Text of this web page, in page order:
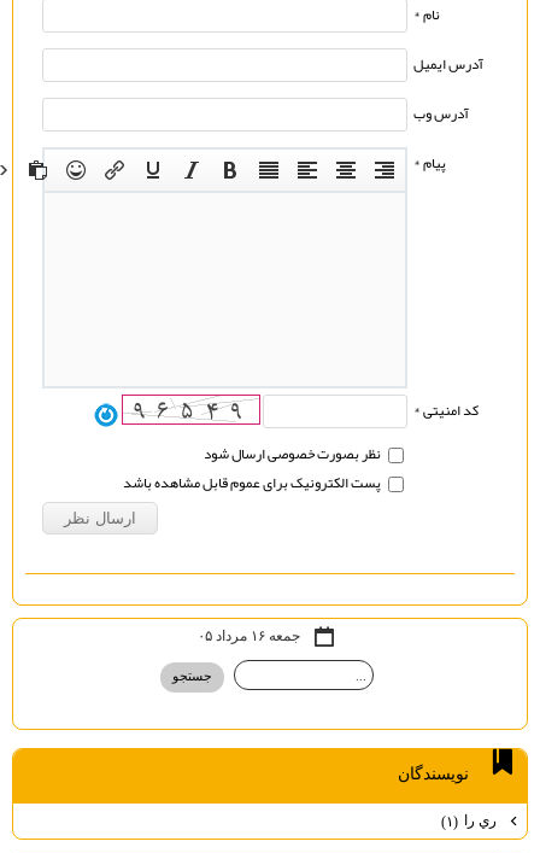
نام *
آدرس ایمیل
آدرس وب
پیام *
کد امنیتی *
نظر بصورت خصوصی ارسال شود
پست الکترونیک برای عموم قابل مشاهده باشد
جمعه ۱۶ مرداد ۰۵
نويسندگان
ري را